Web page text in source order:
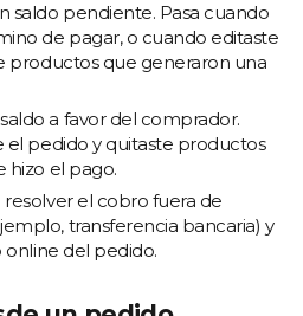
saldo pendiente. Pasa cuando
de pagar, o cuando editaste
productos que generaron una
a favor del comprador.
el pedido y quitaste productos
hizo el pago.
resolver el cobro fuera de
transferencia bancaria) y
online del pedido.